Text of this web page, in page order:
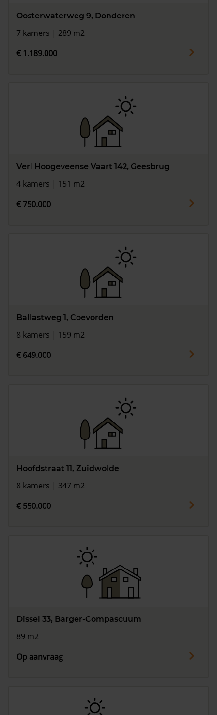
Oosterwaterweg 9, Donderen
7 kamers | 289 m2
€ 1.189.000
Verl Hoogeveense Vaart 142, Geesbrug
4 kamers | 151 m2
€ 750.000
Ballastweg 1, Coevorden
8 kamers | 159 m2
€ 649.000
Hoofdstraat 11, Zuidwolde
8 kamers | 347 m2
€ 550.000
Dissel 33, Barger-Compascuum
89 m2
Op aanvraag